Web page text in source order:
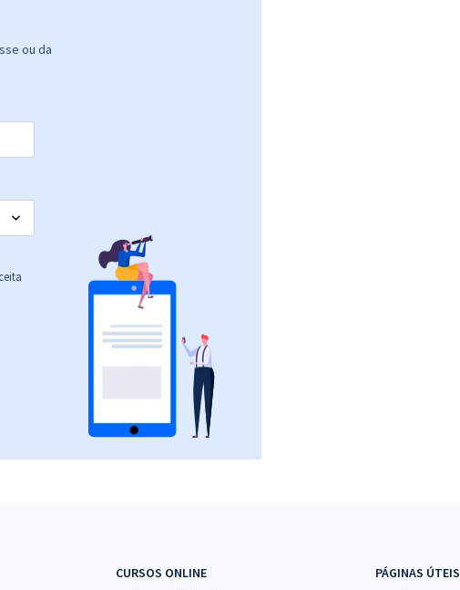
ou da
CURSOS ONLINE
PÁGINAS ÚTEIS